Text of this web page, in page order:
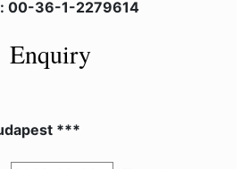
00-36-1-2279614
Enquiry
***